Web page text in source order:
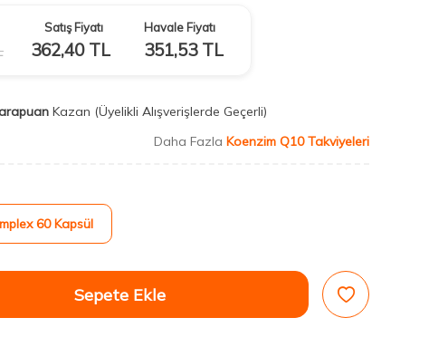
Satış Fiyatı
362,40TL
Havale Fiyatı
351,53TL
Kazan (Üyelikli Alışverişlerde Geçerli)
Daha Fazla Koenzim Q10 Takviyeleri
60 Kapsül
Sepete Ekle